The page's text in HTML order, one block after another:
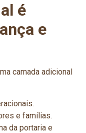
é
e
camada adicional
e famílias.
da portaria e